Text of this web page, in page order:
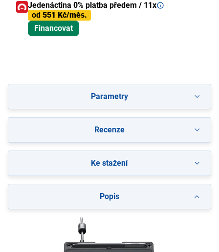
Jedenáctina 0% platba předem / 11x
od 551 Kč/měs.
Financovat
Popis
Parametry
Recenze
Ke stažení